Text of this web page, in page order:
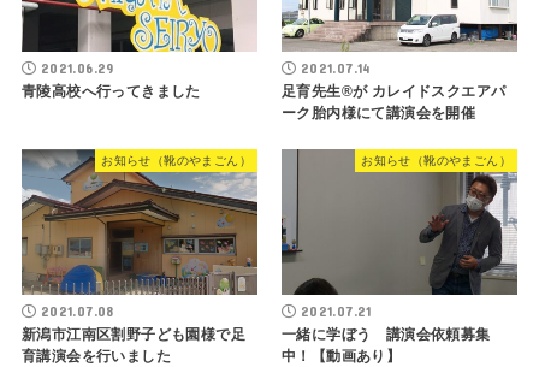
2021.06.29
青陵高校へ行ってきました
2021.07.14
足育先生®が カレイドスクエアパ
ーク胎内様にて講演会を開催
お知らせ（靴のやまごん）
2021.07.08
新潟市江南区割野子ども園様で足
育講演会を行いました
お知らせ（靴のやまごん）
2021.07.21
一緒に学ぼう 講演会依頼募集
中！【動画あり】